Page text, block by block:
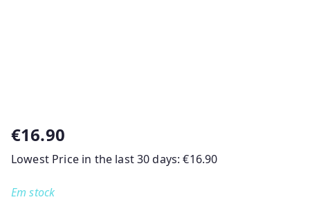
€16.90
Lowest Price in the last 30 days:€16.90
Em stock